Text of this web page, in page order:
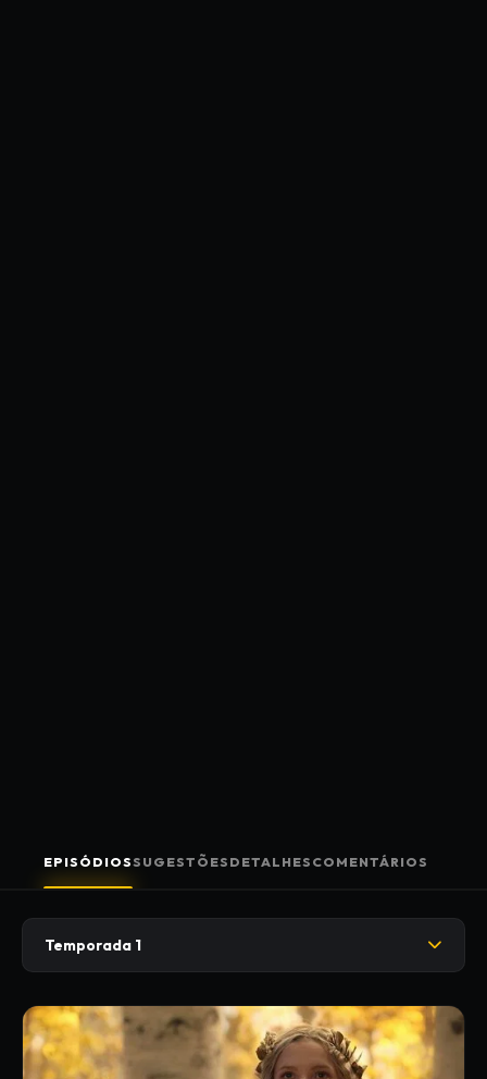
EPISÓDIOSSUGESTÕES DETALHES COMENTÁRIOS
Temporada 1